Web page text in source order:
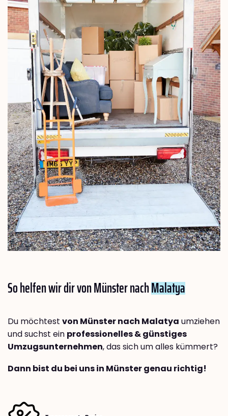
So helfen wir dir von Münster nachMalatya
Du möchtest von Münster nach Malatya umziehen
und suchst ein professionelles & günstiges
Umzugsunternehmen, das sich um alles kümmert?
Dann bist du bei uns in Münster genau richtig!